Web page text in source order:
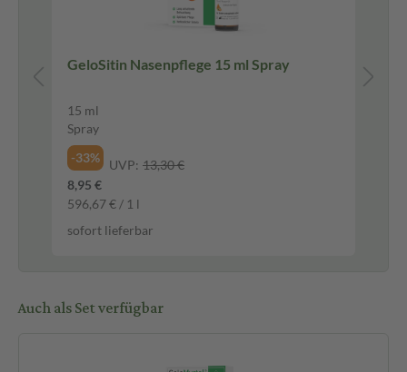
GeloSitin Nasenpflege 15 ml Spray
15 ml
Spray
-33%
UVP: 13,30 €
8,95 €
596,67 € / 1 l
sofort lieferbar
Auch als Set verfügbar